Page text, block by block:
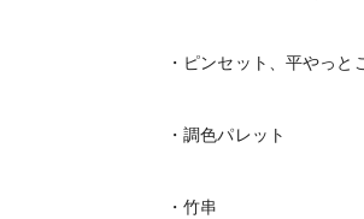
・ピンセット、平やっ
・調色パレット
・竹串